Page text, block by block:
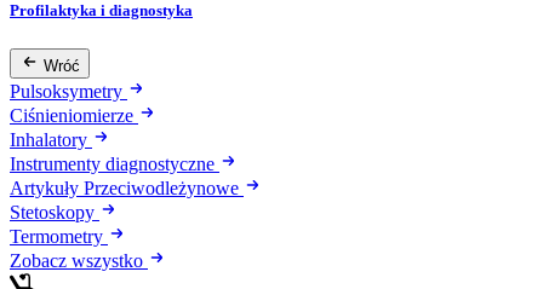
Profilaktyka i diagnostyka
Wróć
Pulsoksymetry
Ciśnieniomierze
Inhalatory
Instrumenty diagnostyczne
Artykuły Przeciwodleżynowe
Stetoskopy
Termometry
Zobacz wszystko